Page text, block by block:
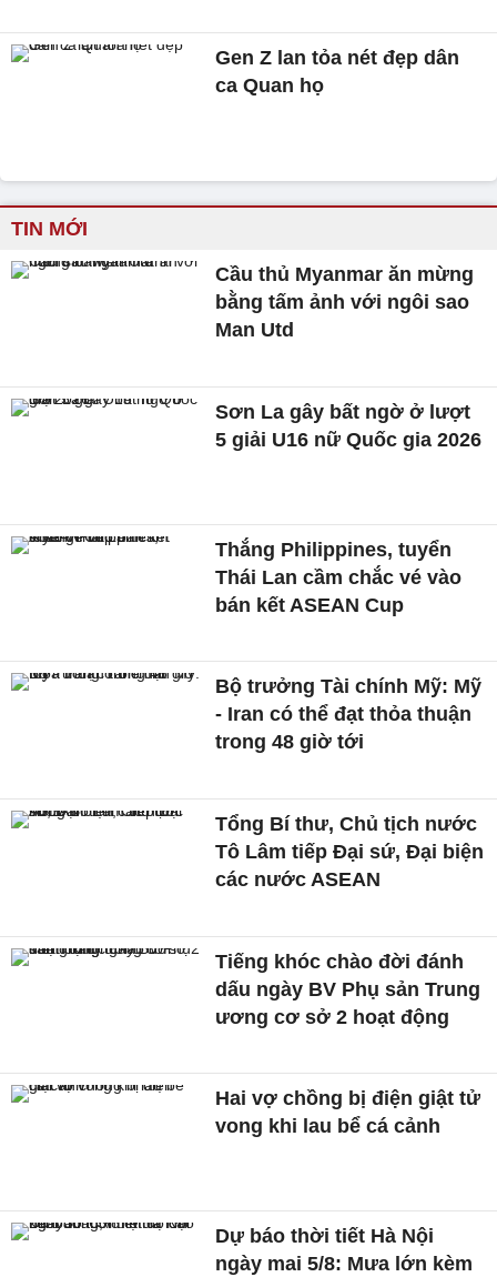
Gen Z lan tỏa nét đẹp dân
ca Quan họ
TIN MỚI
Cầu thủ Myanmar ăn mừng
bằng tấm ảnh với ngôi sao
Man Utd
Sơn La gây bất ngờ ở lượt
5 giải U16 nữ Quốc gia 2026
Thắng Philippines, tuyển
Thái Lan cầm chắc vé vào
bán kết ASEAN Cup
Bộ trưởng Tài chính Mỹ: Mỹ
- Iran có thể đạt thỏa thuận
trong 48 giờ tới
Tổng Bí thư, Chủ tịch nước
Tô Lâm tiếp Đại sứ, Đại biện
các nước ASEAN
Tiếng khóc chào đời đánh
dấu ngày BV Phụ sản Trung
ương cơ sở 2 hoạt động
Hai vợ chồng bị điện giật tử
vong khi lau bể cá cảnh
Dự báo thời tiết Hà Nội
ngày mai 5/8: Mưa lớn kèm